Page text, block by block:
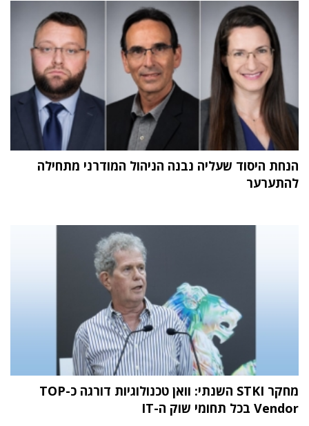
הנחת היסוד שעליה נבנה הניהול המודרני מתחילה
להתערער
מחקר STKI השנתי: וואן טכנולוגיות דורגה כ-TOP
Vendor בכל תחומי שוק ה-IT